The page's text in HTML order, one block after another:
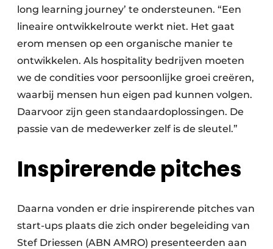
long learning journey’ te ondersteunen. “Een
lineaire ontwikkelroute werkt niet. Het gaat
erom mensen op een organische manier te
ontwikkelen. Als hospitality bedrijven moeten
we de condities voor persoonlijke groei creëren,
waarbij mensen hun eigen pad kunnen volgen.
Daarvoor zijn geen standaardoplossingen. De
passie van de medewerker zelf is de sleutel.”
Inspirerende pitches
Daarna vonden er drie inspirerende pitches van
start-ups plaats die zich onder begeleiding van
Stef Driessen (ABN AMRO) presenteerden aan